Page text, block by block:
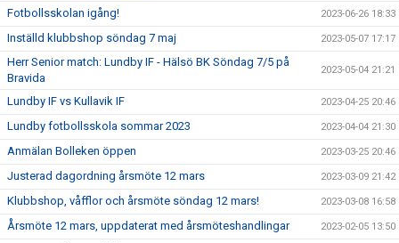
Fotbollsskolan igång! 2023-06-26 18:33
Inställd klubbshop söndag 7 maj 2023-05-07 17:17
Herr Senior match: Lundby IF - Hälsö BK Söndag 7/5 på
Bravida
2023-05-04 21:21
Lundby IF vs Kullavik IF 2023-04-25 20:46
Lundby fotbollsskola sommar 2023 2023-04-04 21:30
Anmälan Bolleken öppen 2023-03-25 20:46
Justerad dagordning årsmöte 12 mars 2023-03-09 21:42
Klubbshop, våfflor och årsmöte söndag 12 mars! 2023-03-08 16:58
Årsmöte 12 mars, uppdaterat med årsmöteshandlingar 2023-02-05 13:50